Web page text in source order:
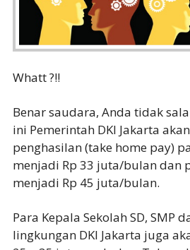
Whatt ?!!
Benar saudara, Anda tidak
ini Pemerintah DKI Jakarta
penghasilan (take home pay)
menjadi Rp 33 juta/bulan dan
menjadi Rp 45 juta/bulan.
Para Kepala Sekolah SD, SMP
lingkungan DKI Jakarta juga